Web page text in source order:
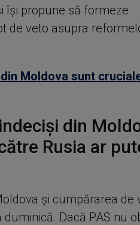
îşi propune să formeze
de veto asupra
Moldova sunt
din
Rusia ar
şi cumpărarea de
Dacă PAS nu